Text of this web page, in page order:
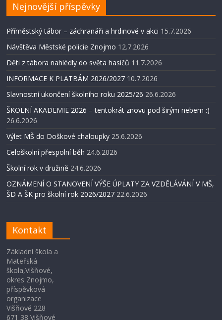
Nejnovější příspěvky
Příměstský tábor – záchranáři a hrdinové v akci 15.7.2026
Návštěva Městské policie Znojmo 12.7.2026
Děti z tábora nahlédly do světa hasičů 11.7.2026
INFORMACE K PLATBÁM 2026/2027 10.7.2026
Slavnostní ukončení školního roku 2025/26 26.6.2026
ŠKOLNÍ AKADEMIE 2026 – tentokrát znovu pod širým nebem :)
26.6.2026
Výlet MŠ do Doškové chaloupky 25.6.2026
Celoškolní přespolní běh 24.6.2026
Školní rok v družině 24.6.2026
OZNÁMENÍ O STANOVENÍ VÝŠE ÚPLATY ZA VZDĚLÁVÁNÍ V MŠ,
ŠD A ŠK pro školní rok 2026/2027 22.6.2026
Kontakt
Základní škola a
Mateřská
škola,Višňové,
okres Znojmo,
příspěvková
organizace
Višňové 228
671 38 Višňové